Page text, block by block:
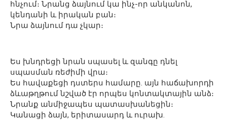
հնչում։ Նրանց ձայնում կա ինչ-որ անկանոն,
կենդանի և իրական բան։
Նրա ձայնում դա չկար։
Ես խնդրեցի նրան սպասել և զանգը դնել
սպասման ռեժիմի վրա։
Ես հավաքեցի դստերս համարը. այն հաճախորդի
ձևաթղթում նշված էր որպես կոնտակտային անձ։
Նրանք անմիջապես պատասխանեցին։
Կանացի ձայն, երիտասարդ և ուրախ.